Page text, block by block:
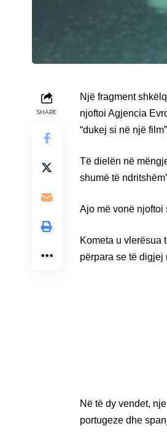
SHARE
Një fragment
njoftoi Agjencia
“dukej si në një
Të dielën në
shumë të
Ajo më vonë njoftoi
Kometa u vlerësua
përpara se të digjej
Në të dy vendet,
portugeze dhe